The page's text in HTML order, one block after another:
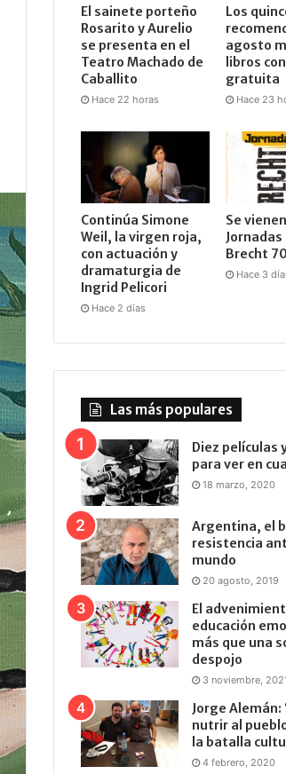
El sainete porteño
Rosarito y Aurelio
se presenta en el
Teatro Machado de
Caballito
Hace 22 horas
Los
agosto
libros
gratuita
Hace 23
Continúa Simone
Weil, la virgen roja,
con actuación y
dramaturgia de
Ingrid Pelicori
Hace 2 días
Se
Jornadas
Brecht
Hace 3
Las más populares
Diez películas
para ver en
18 marzo, 2020
Argentina, el
resistencia
mundo
20 agosto, 2019
El
educación
más que una
despojo
3 noviembre,
Jorge Alemán:
nutrir al
la batalla
4 febrero, 2020